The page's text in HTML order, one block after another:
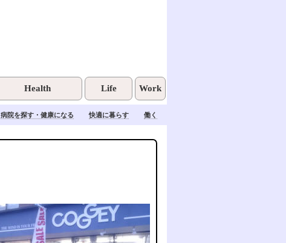
Health Life Work
病院を探す・健康になる 快適に暮らす 働く